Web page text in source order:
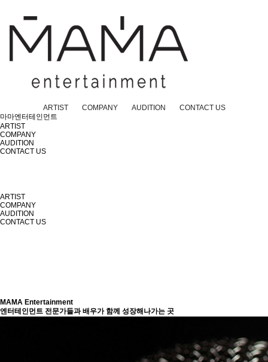
ARTIST COMPANY AUDITION
CONTACT US
마마엔터테인먼트
ARTIST
COMPANY
AUDITION
CONTACT US
ARTIST
COMPANY
AUDITION
CONTACT US
MAMA Entertainment
엔터테인먼트 전문가들과 배우가 함께 성장해나가는 곳